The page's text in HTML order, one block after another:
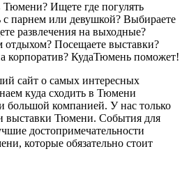
Тюмени? Ищете где погулять
с парнем или девушкой? Выбираете
развлечения на выходные?
отдыхом? Посещаете выставки?
корпоратив? КудаТюмень поможет!
сайт о самых интересных
куда сходить в Тюмени
большой компанией. У нас только
выставки Тюмени. События для
достопримечательности
которые обязательно стоит